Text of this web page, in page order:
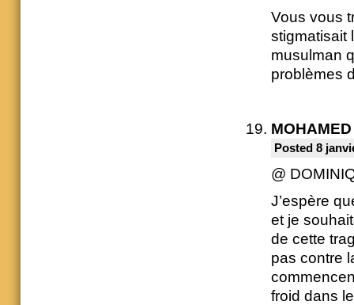
Vous vous
stigmatisait
musulman
problèmes
MOHAMED
Posted 8
@
J’espère
et je
de cette
pas contre
froid dans